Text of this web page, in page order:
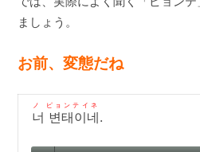
ましょう。
お前、変態だね
너 변태이네
ノ ピョンテイネ
.